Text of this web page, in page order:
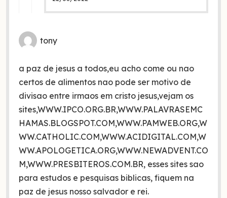
tony
a paz de jesus a todos,eu acho come ou nao
certos de alimentos nao pode ser motivo de
divisao entre irmaos em cristo jesus,vejam os
sites,WWW.IPCO.ORG.BR,WWW.PALAVRASEMC
HAMAS.BLOGSPOT.COM,WWW.PAMWEB.ORG,W
WW.CATHOLIC.COM,WWW.ACIDIGITAL.COM,W
WW.APOLOGETICA.ORG,WWW.NEWADVENT.CO
M,WWW.PRESBITEROS.COM.BR, esses sites sao
para estudos e pesquisas biblicas, fiquem na
paz de jesus nosso salvador e rei.